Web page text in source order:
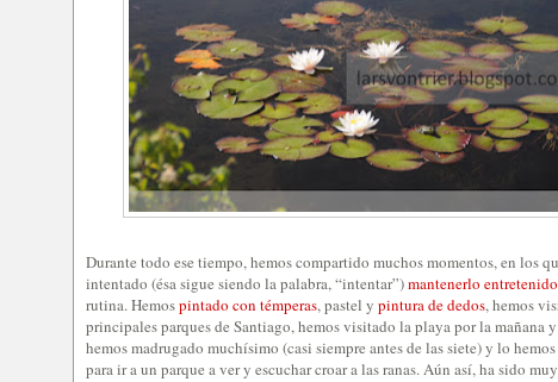
Durante todo ese tiempo, hemos compartido muchos momentos, en los
intentado (ésa sigue siendo la palabra, “intentar”)mantenerlo entretenido
rutina. Hemospintado con témperas, pastel y pintura de dedos, hemos
principales parques de Santiago, hemos visitado la playa por la mañana
hemos madrugado muchísimo (casi siempre antes de las siete) y lo
para ir a un parque a ver y escuchar croar a las ranas. Aún así, ha sido